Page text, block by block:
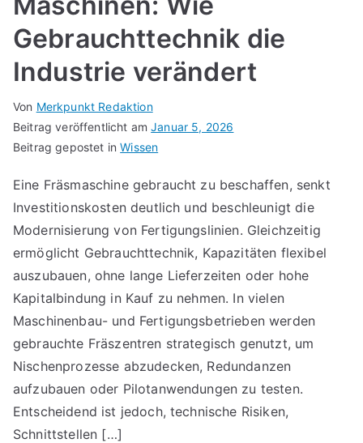
Gebrauchttechnik die
Industrie verändert
Von Merkpunkt Redaktion
Beitrag veröffentlicht amJanuar 5, 2026
Beitrag gepostet inWissen
Eine Fräsmaschine gebraucht zu beschaffen, senkt
Investitionskosten deutlich und beschleunigt die
Modernisierung von Fertigungslinien. Gleichzeitig
ermöglicht Gebrauchttechnik, Kapazitäten flexibel
auszubauen, ohne lange Lieferzeiten oder hohe
Kapitalbindung in Kauf zu nehmen. In vielen
Maschinenbau- und Fertigungsbetrieben werden
gebrauchte Fräszentren strategisch genutzt, um
Nischenprozesse abzudecken, Redundanzen
aufzubauen oder Pilotanwendungen zu testen.
Entscheidend ist jedoch, technische Risiken,
Schnittstellen […]